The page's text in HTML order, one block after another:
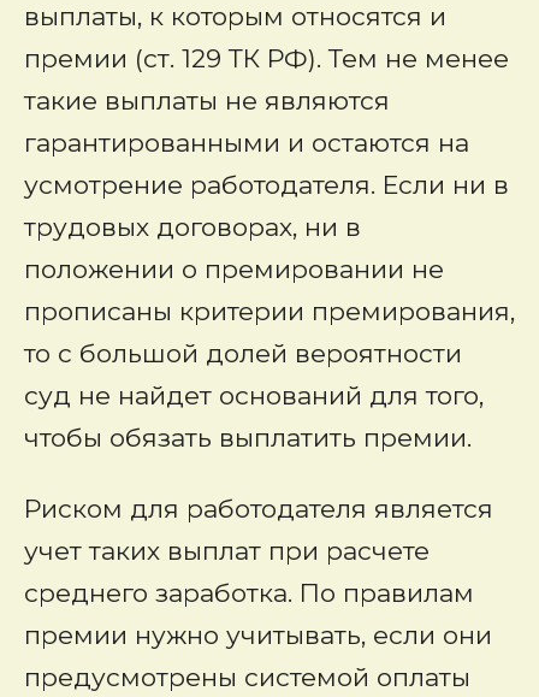
выплаты, к которым относятся и
премии (ст. 129 ТК РФ). Тем не менее
такие выплаты не являются
гарантированными и остаются на
усмотрение работодателя. Если ни в
трудовых договорах, ни в
положении о премировании не
прописаны критерии премирования,
то с большой долей вероятности
суд не найдет оснований для того,
чтобы обязать выплатить премии.
Риском для работодателя является
учет таких выплат при расчете
среднего заработка. По правилам
премии нужно учитывать, если они
предусмотрены системой оплаты